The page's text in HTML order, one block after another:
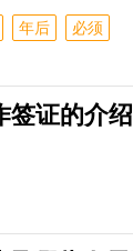
年后 必须
证的介绍